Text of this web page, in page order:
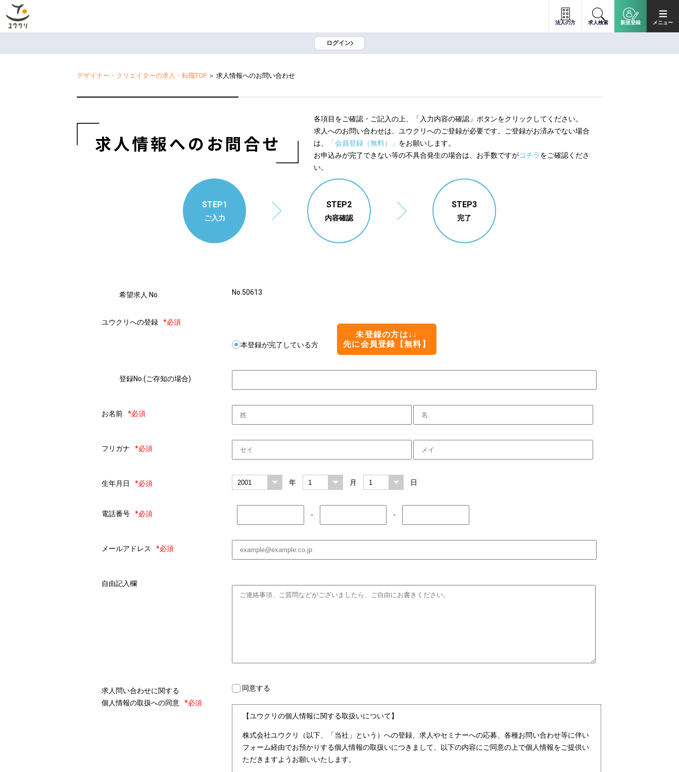
法人の方 求人検索 新規登録 メニュー
ログイン
デザイナー・クリエイターの求人・転職TOP ＞ 求人情報へのお問い合わせ
求人情報へのお問合せ
各項目をご確認・ご記入の上、「入力内容の確認」ボタンをクリックしてください。
求人へのお問い合わせは、ユウクリへのご登録が必要です。ご登録がお済みでない場合
は、
「会員登録（無料）」 をお願いします。
お申込みが完了できない等の不具合発生の場合は、お手数ですがコチラをご確認くださ
い。
STEP1
ご入力
STEP2
内容確認
STEP3
完了
希望求人 No. No.50613
ユウクリへの登録 *必須
本登録が完了している方
未登録の方は↓↓
先に会員登録【無料】
登録No.(ご存知の場合)
お名前 *必須
フリガナ *必須
生年月日 *必須 年 月 日
電話番号 *必須 - -
メールアドレス *必須
自由記入欄
求人問い合わせに関する
個人情報の取扱への同意
*必須
同意する
【ユウクリの個人情報に関する取扱いについて】
株式会社ユウクリ（以下、「当社」という）への登録、求人やセミナーへの応募、各種お問い合わせ等に伴い
フォーム経由でお預かりする個人情報の取扱いにつきまして、以下の内容にご同意の上で個人情報をご提供い
ただきますようお願いいたします。